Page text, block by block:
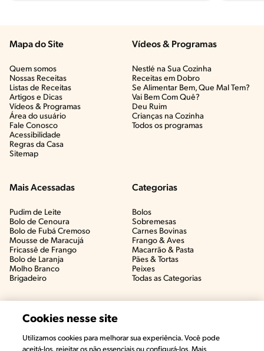
Mapa do Site
Quem somos
Nossas Receitas
Listas de Receitas​
Artigos e Dicas​
Vídeos & Programas​
Área do usuário
Fale Conosco
Acessibilidade
Regras da Casa
Sitemap
Vídeos & Programas​
Nestlé na Sua Cozinha
Receitas em Dobro
Se Alimentar Bem, Que Mal Tem?​
Vai Bem Com Quê?​
Deu Ruim​
Crianças na Cozinha​
Todos os programas
Mais Acessadas
Pudim de Leite
Bolo de Cenoura
Bolo de Fubá Cremoso
Mousse de Maracujá
Fricassê de Frango
Bolo de Laranja
Molho Branco
Brigadeiro
Categorias
Bolos
Sobremesas
Carnes Bovinas​
Frango & Aves​
Macarrão & Pasta​
Pães & Tortas​
Peixes
Todas as Categorias
Cookies nesse site
Utilizamos cookies para melhorar sua experiência. Você pode